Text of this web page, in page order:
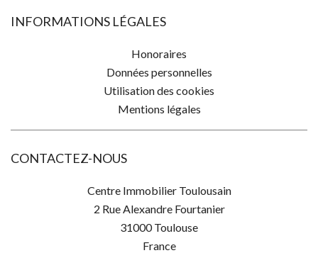
INFORMATIONS LÉGALES
Honoraires
Données personnelles
Utilisation des cookies
Mentions légales
CONTACTEZ-NOUS
Centre Immobilier Toulousain
2 Rue Alexandre Fourtanier
31000Toulouse
France